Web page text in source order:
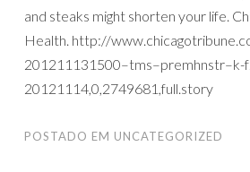
and steaks might shorten your life.
Health. http://
201211131500–tms–premhnstr–k-
20121114,0,2749681,full.story
POSTADO EM UNCATEGORIZED